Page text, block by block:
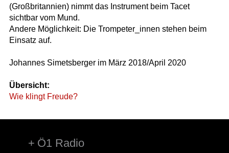
(Großbritannien) nimmt das Instrument beim Tacet
sichtbar vom Mund.
Andere Möglichkeit: Die Trompeter_innen stehen beim
Einsatz auf.
Johannes Simetsberger im März 2018/April 2020
Übersicht:
Wie klingt Freude?
Ö1 Radio